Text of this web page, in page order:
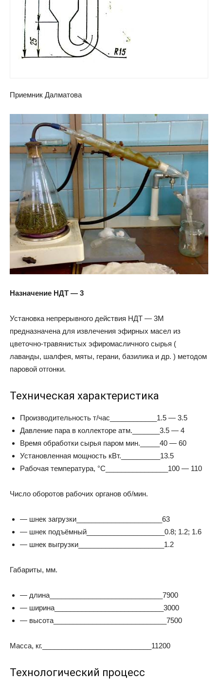
Приемник Далматова
Назначение НДТ — 3
Установка непрерывного действия НДТ — 3М
предназначена для извлечения эфирных масел из
цветочно-травянистых эфиромасличного сырья (
лаванды, шалфея, мяты, герани, базилика и др. ) методом
паровой отгонки.
Техническая характеристика
Производительность т/час____________1.5 — 3.5
Давление пара в коллекторе атм._______3.5 — 4
Время обработки сырья паром мин._____40 — 60
Установленная мощность кВт.__________13.5
Рабочая температура, °С________________100 — 110
Число оборотов рабочих органов об/мин.
— шнек загрузки______________________63
— шнек подъёмный____________________0.8; 1.2; 1.6
— шнек выгрузки______________________1.2
Габариты, мм.
— длина_____________________________7900
— ширина____________________________3000
— высота_____________________________7500
Масса, кг.____________________________11200
Технологический процесс